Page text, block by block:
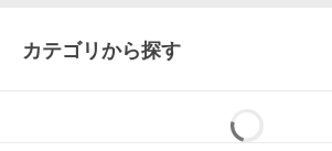
カテゴリから探す